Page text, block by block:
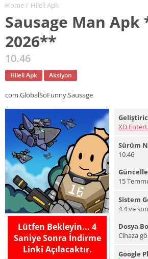
Home/ Hileli Apk
Sausage Man Apk
2026**
10.46
Hileli Apk Aksiyon
com.GlobalSoFunny.Sausage
Lütfen Bekleyin... 3
Saniye Sonra İndirme
Linki Açılacaktır.
XD
Sürüm
10.46
15
Sistem
4.4 ve
Dosya
Cihaza
Google